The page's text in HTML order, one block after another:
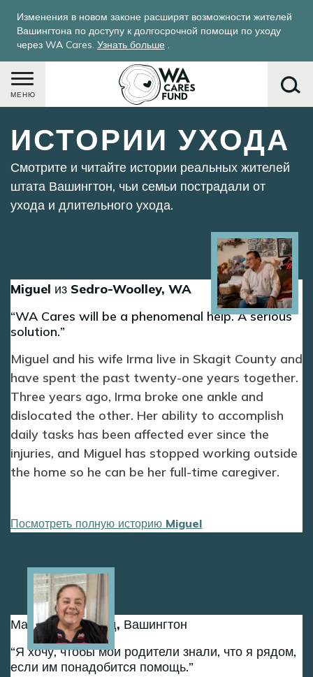
основному
содержанию
Изменения в новом законе расширят возможности жителей
Вашингтона по доступу к долгосрочной помощи по уходу
через WA Cares. Узнать больше .
МЕНЮ
Поиск
ИСТОРИИ УХОДА
Смотрите и читайте истории реальных жителей
штата Вашингтон, чьи семьи пострадали от
ухода и длительного ухода.
Miguel из Sedro-Woolley, WA
WA Cares will be a phenomenal help. A serious
solution.
Miguel and his wife Irma live in Skagit County and
have spent the past twenty-one years together.
Three years ago, Irma broke one ankle and
dislocated the other. Her ability to accomplish
daily tasks has been affected ever since the
injuries, and Miguel has stopped working outside
the home so he can be her full-time caregiver.
Посмотреть полную историю Miguel
Image
Мария из Лейквуд, Вашингтон
Я хочу, чтобы мои родители знали, что я рядом,
если им понадобится помощь.
Image